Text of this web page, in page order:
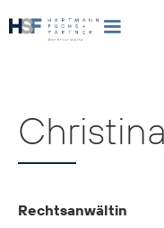
Rechtsanwältin